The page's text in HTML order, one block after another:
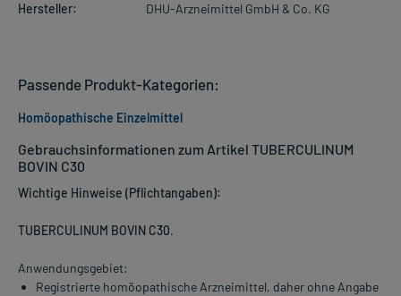
Hersteller:
DHU-Arzneimittel GmbH & Co. KG
Gebrauchsinformationen zum Artikel TUBERCULINUM
BOVIN C30
Wichtige Hinweise (Pflichtangaben):
TUBERCULINUM BOVIN C30.
Anwendungsgebiet:
Registrierte homöopathische Arzneimittel, daher ohne Angabe
Passende Produkt-Kategorien:
Homöopathische Einzelmittel